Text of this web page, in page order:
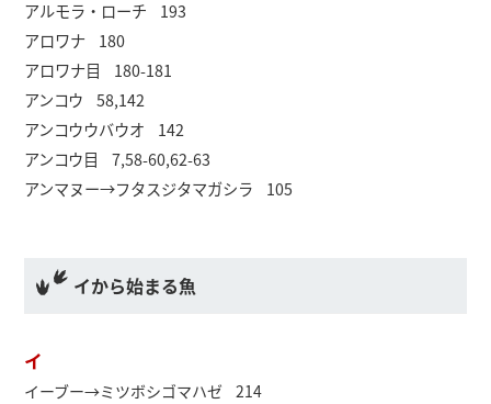
アルモラ・ローチ 193
アロワナ 180
アロワナ目 180-181
アンコウ 58,142
アンコウウバウオ 142
アンコウ目 7,58-60,62-63
アンマヌー→フタスジタマガシラ 105
イから始まる魚
イ
イーブー→ミツボシゴマハゼ 214